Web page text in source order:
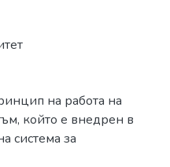
на работа на
който е внедрен в
система за